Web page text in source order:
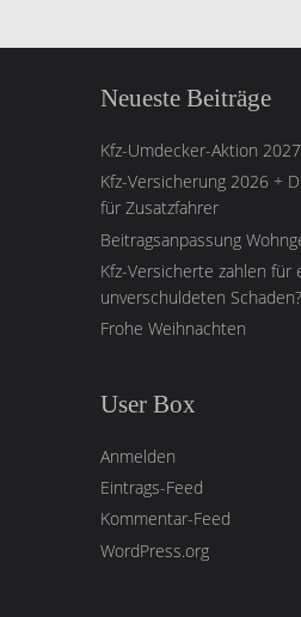
Neueste Beiträge
Kfz-Umdecker-Aktion 2027
Kfz-Versicherung 2026 +
für Zusatzfahrer
Beitragsanpassung
Kfz-Versicherte zahlen für
unverschuldeten Schaden?
Frohe Weihnachten
User Box
Anmelden
Eintrags-Feed
Kommentar-Feed
WordPress.org